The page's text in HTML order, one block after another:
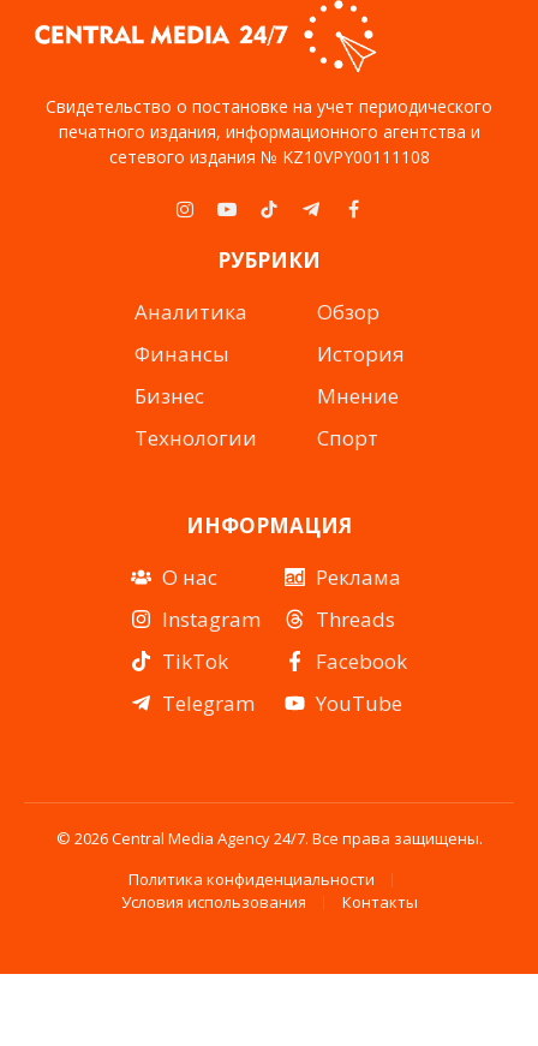
Свидетельство о постановке на учет периодического
печатного издания, информационного агентства и
сетевого издания № KZ10VPY00111108
Instagram
YouTubeTikTokTelegramFacebook
РУБРИКИ
Аналитика
Финансы
Бизнес
Технологии
Обзор
История
Мнение
Спорт
ИНФОРМАЦИЯ
О нас
Instagram
TikTok
Telegram
Реклама
Threads
Facebook
YouTube
© 2026 Central Media Agency 24/7. Все права защищены.
Политика конфиденциальности
Условия использования
Контакты